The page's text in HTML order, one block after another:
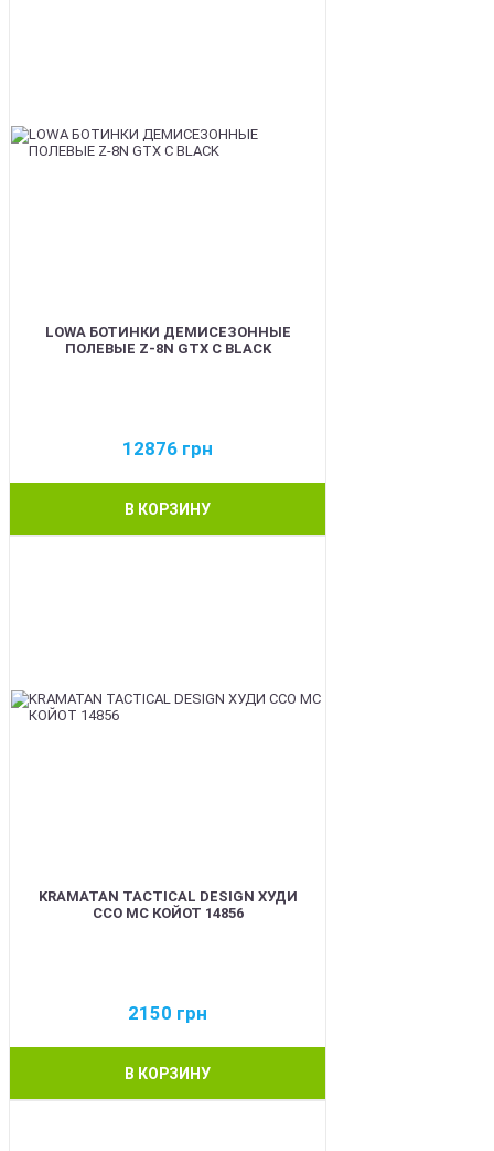
LOWA БОТИНКИ ДЕМИСЕЗОННЫЕ
ПОЛЕВЫЕ Z-8N GTX C BLACK
12876 грн
В КОРЗИНУ
KRAMATAN TACTICAL DESIGN ХУДИ
ССО МС КОЙОТ 14856
2150 грн
В КОРЗИНУ